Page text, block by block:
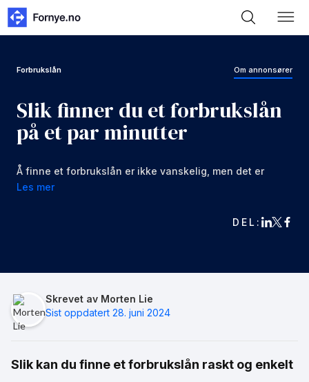
Forbrukslån Om annonsører
Slik finner du et forbrukslån
på et par minutter
Å finne et forbrukslån er ikke vanskelig, men det er
viktig å være forsiktig. Noen leverandører tilbyr lån
Les mer
DEL:
Skrevet av Morten Lie
Sist oppdatert 28. juni 2024
Slik kan du finne et forbrukslån raskt og enkelt